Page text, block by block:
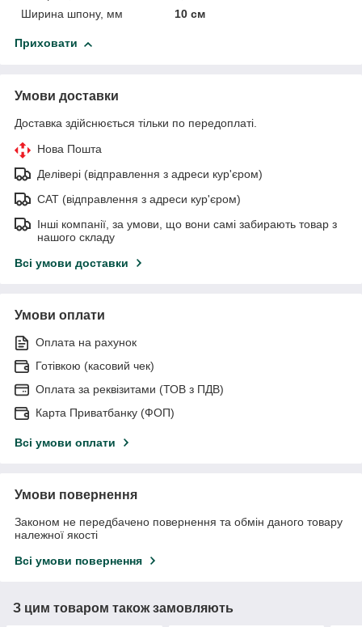
Ширина шпону, мм
10 см
Приховати
Умови доставки
Доставка здійснюється тільки по передоплаті.
Нова Пошта
Делівері (відправлення з адреси кур'єром)
САТ (відправлення з адреси кур'єром)
Інші компанії, за умови, що вони самі забирають товар з
нашого складу
Всі умови доставки
Умови оплати
Оплата на рахунок
Готівкою (касовий чек)
Оплата за реквізитами (ТОВ з ПДВ)
Карта Приватбанку (ФОП)
Всі умови оплати
Умови повернення
Законом не передбачено повернення та обмін даного товару
належної якості
Всі умови повернення
З цим товаром також замовляють